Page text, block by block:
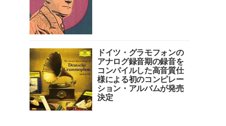
ドイツ・グラモフォンの
アナログ録音期の録音を
コンパイルした高音質仕
様による初のコンピレー
ション・アルバムが発売
決定